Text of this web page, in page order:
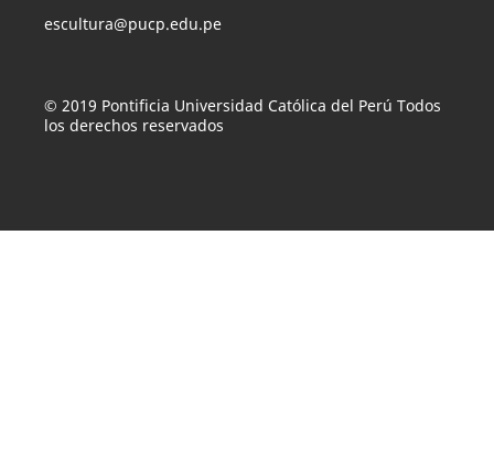
escultura@pucp.edu.pe
© 2019 Pontificia Universidad Católica del Perú Todos
los derechos reservados